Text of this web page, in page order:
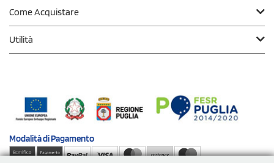
Come Acquistare
Utilità
Modalità diPagamento